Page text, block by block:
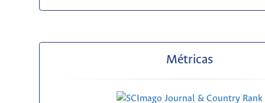
Métricas